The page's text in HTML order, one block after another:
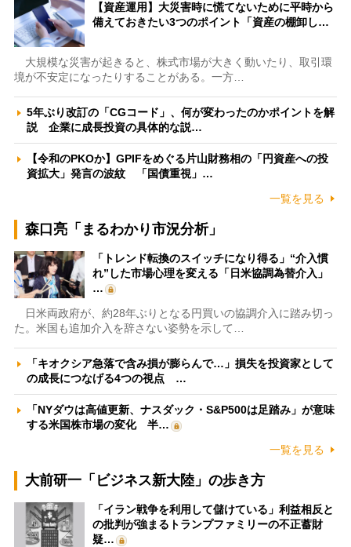
【資産運用】大災害時に慌てないために平時から
備えておきたい3つのポイント「資産の棚卸し…
大規模な災害が起きると、株式市場が大きく動いたり、取引環
境が不安定になったりすることがある。一方…
5年ぶり改訂の「CGコード」、何が変わったのかポイントを解
説 企業に成長投資の具体的な説…
【令和のPKOか】GPIFをめぐる片山財務相の「円資産への投
資拡大」発言の波紋 「国債重視」…
一覧を見る
森口亮「まるわかり市況分析」
「トレンド転換のスイッチになり得る」“介入慣
れ”した市場心理を変える「日米協調為替介入」
…
日米両政府が、約28年ぶりとなる円買いの協調介入に踏み切っ
た。米国も追加介入を辞さない姿勢を示して…
「キオクシア急落で含み損が膨らんで…」損失を投資家として
の成長につなげる4つの視点 …
「NYダウは高値更新、ナスダック・S&P500は足踏み」が意味
する米国株市場の変化 半…
一覧を見る
大前研一「ビジネス新大陸」の歩き方
「イラン戦争を利用して儲けている」利益相反と
の批判が強まるトランプファミリーの不正蓄財
疑…